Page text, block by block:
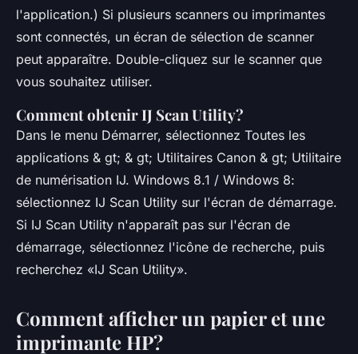
l'application.) Si plusieurs scanners ou imprimantes
sont connectés, un écran de sélection de scanner
peut apparaître. Double-cliquez sur le scanner que
vous souhaitez utiliser.
Comment obtenir IJ Scan Utility?
Dans le menu Démarrer, sélectionnez Toutes les
applications & gt; & gt; Utilitaires Canon & gt; Utilitaire
de numérisation IJ. Windows 8.1 / Windows 8:
sélectionnez IJ Scan Utility sur l'écran de démarrage.
Si IJ Scan Utility n'apparaît pas sur l'écran de
démarrage, sélectionnez l'icône de recherche, puis
recherchez «IJ Scan Utility».
Comment afficher un papier et une
imprimante HP?